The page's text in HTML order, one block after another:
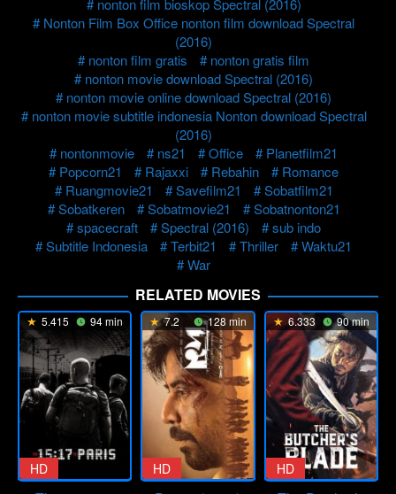
nonton film bioskop Spectral (2016)
Nonton Film Box Office nonton film download Spectral
(2016)
nonton film gratis
nonton gratis film
nonton movie download Spectral (2016)
nonton movie online download Spectral (2016)
nonton movie subtitle indonesia Nonton download Spectral
(2016)
nontonmovie
ns21 Office
Planetfilm21
Popcorn21
Rajaxxi Rebahin
Romance
Ruangmovie21
Savefilm21
Sobatfilm21
Sobatkeren
Sobatmovie21
Sobatnonton21
spacecraft
Spectral (2016)
sub indo
Subtitle Indonesia
Terbit21 Thriller
Waktu21
War
RELATED MOVIES
5.415 94 min
HD
7.2 128 min
HD
6.333 90 min
HD